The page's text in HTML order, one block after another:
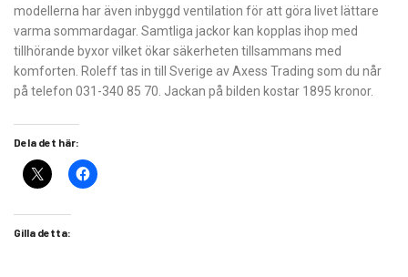
modellerna har även inbyggd ventilation för att göra livet lättare
varma sommardagar. Samtliga jackor kan kopplas ihop med
tillhörande byxor vilket ökar säkerheten tillsammans med
komforten. Roleff tas in till Sverige av Axess Trading som du når
på telefon 031-340 85 70. Jackan på bilden kostar 1895 kronor.
Dela det här:
Gilla detta: